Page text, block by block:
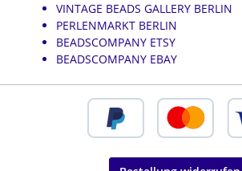
VINTAGE BEADS GALLERY BERLIN
PERLENMARKT BERLIN
BEADSCOMPANY ETSY
BEADSCOMPANY EBAY